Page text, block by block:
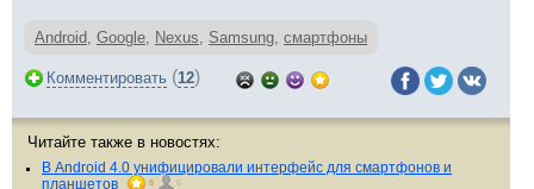
Android, Google, Nexus, Samsung, смартфоны
Комментировать (12)
Читайте также в новостях:
В Android 4.0 унифицировали интерфейс для смартфонов и
планшетов
8 5